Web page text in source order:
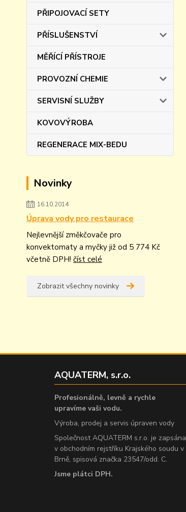
PŘIPOJOVACÍ SETY
PŘÍSLUŠENSTVÍ
MĚŘÍCÍ PŘÍSTROJE
PROVOZNÍ CHEMIE
SERVISNÍ SLUŽBY
KOVOVÝROBA
REGENERACE MIX-BEDU
Novinky
16.10.2014
Úprava vody pro restaurace
Nejlevnější změkčovače pro
konvektomaty a myčky již od 5 774 Kč
včetně DPH! číst celé
Zobrazit všechny novinky
AQUATERM, s.r.o.
Profesionálně, levně a rychle
upravíme vaši vodu.
Výroba, prodej a servis úpraven vody
Společnost AQUATERM s.r.o. je zapsána
v obchodním rejstříku Krajského soudu v
Brně, spisová značka 23547/odd. C.
Jsme plátci DPH.